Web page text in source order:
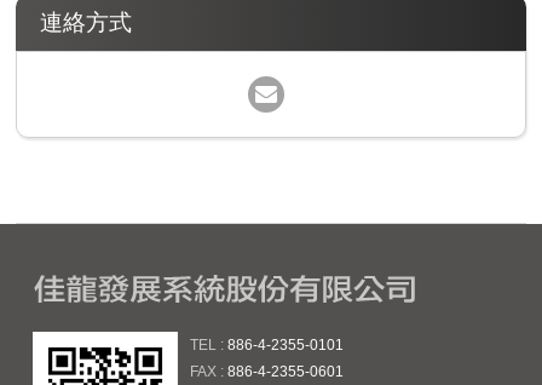
連絡方式
TEL :886-4-2355-0101
FAX :886-4-2355-0601